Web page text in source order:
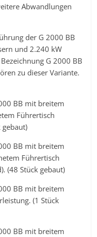
Abwandlungen
der G 2000 BB
und 2.240 kW
G 2000 BB
zu dieser Variante.
BB mit breitem
Führertisch
BB mit breitem
Führertisch
(48 Stück gebaut)
BB mit breitem
(1 Stück
BB mit breitem